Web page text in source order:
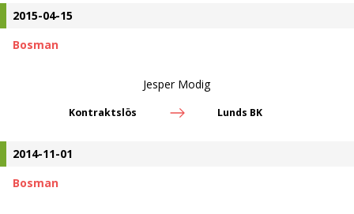
2015-04-15
Bosman
Jesper Modig
Kontraktslös Lunds BK
2014-11-01
Bosman